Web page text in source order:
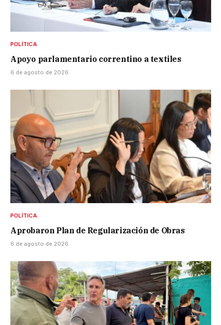
POLÍTICA
Apoyo parlamentario correntino a textiles
6 de agosto de 2026
POLÍTICA
Aprobaron Plan de Regularización de Obras
6 de agosto de 2026